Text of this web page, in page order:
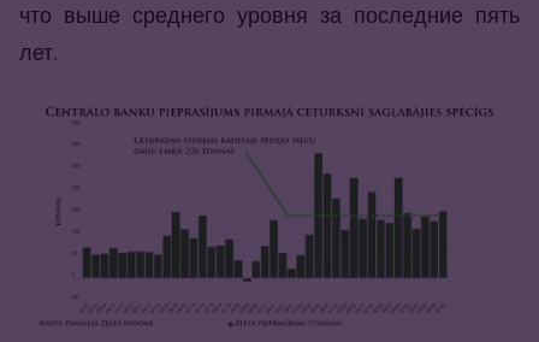
что выше среднего уровня за последние пять
лет.